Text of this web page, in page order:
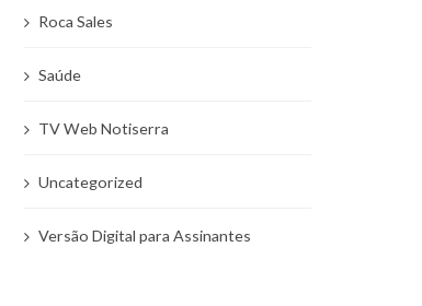
Roca Sales
Saúde
TV Web Notiserra
Uncategorized
Versão Digital para Assinantes